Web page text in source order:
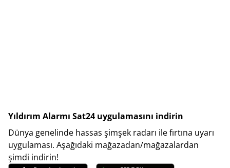
Yıldırım Alarmı Sat24 uygulamasını indirin
Dünya genelinde hassas şimşek radarı ile fırtına uyarı
uygulaması. Aşağıdaki mağazadan/mağazalardan
şimdi indirin!